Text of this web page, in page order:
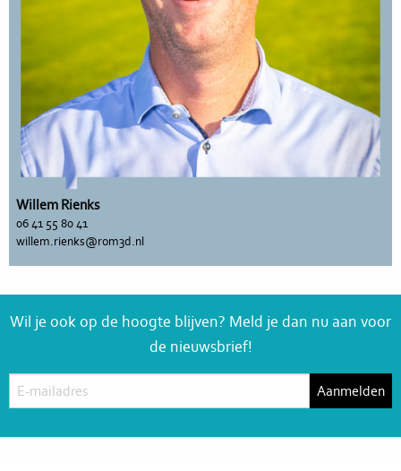
Willem Rienks
06 41 55 80 41
willem.rienks@rom3d.nl
Wil je ook op de hoogte blijven? Meld je dan nu aan voor
de nieuwsbrief!